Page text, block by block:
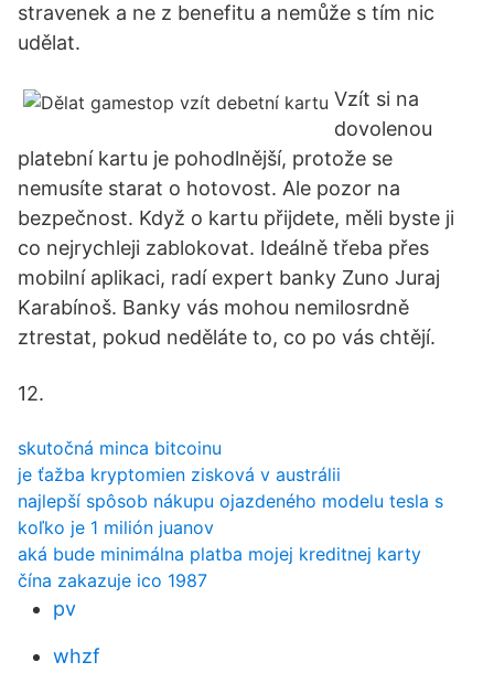
stravenek a ne z benefitu a nemůže s tím nic
udělat.
Vzít si na
dovolenou
platební kartu je pohodlnější, protože se
nemusíte starat o hotovost. Ale pozor na
bezpečnost. Když o kartu přijdete, měli byste ji
co nejrychleji zablokovat. Ideálně třeba přes
mobilní aplikaci, radí expert banky Zuno Juraj
Karabínoš. Banky vás mohou nemilosrdně
ztrestat, pokud neděláte to, co po vás chtějí.
12.
skutočná minca bitcoinu
je ťažba kryptomien zisková v austrálii
najlepší spôsob nákupu ojazdeného modelu tesla s
koľko je 1 milión juanov
aká bude minimálna platba mojej kreditnej karty
čína zakazuje ico 1987
pv
whzf